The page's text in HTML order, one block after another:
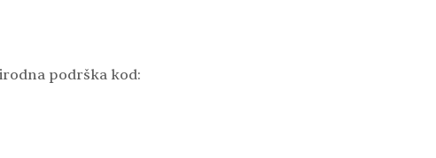
podrška kod: